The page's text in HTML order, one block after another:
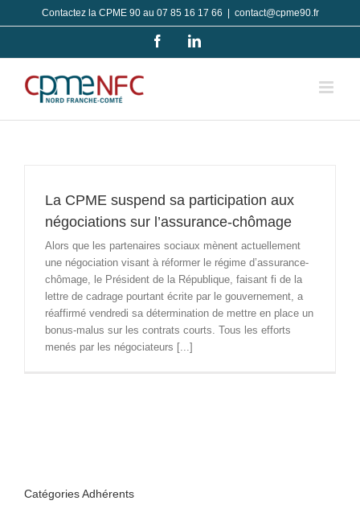
au
Contactez la CPME 90 au 07 85 16 17 66 contact@cpme90.fr
FacebookLinkedIn
La CPME suspend sa participation aux
négociations sur l’assurance-chômage
Alors que les partenaires sociaux mènent actuellement
une négociation visant à réformer le régime d’assurance-
chômage, le Président de la République, faisant fi de la
lettre de cadrage pourtant écrite par le gouvernement, a
réaffirmé vendredi sa détermination de mettre en place un
bonus-malus sur les contrats courts. Tous les efforts
menés par les négociateurs [...]
Catégories Adhérents